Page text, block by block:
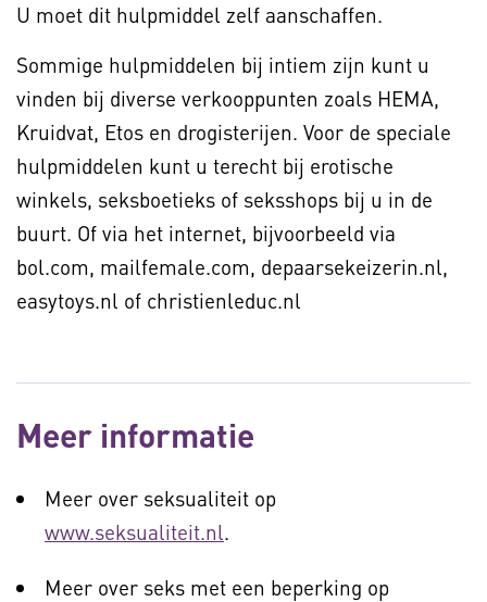
U moet dit hulpmiddel zelf aanschaffen.
Sommige hulpmiddelen bij intiem zijn kunt u
vinden bij diverse verkooppunten zoals HEMA,
Kruidvat, Etos en drogisterijen. Voor de speciale
hulpmiddelen kunt u terecht bij erotische
winkels, seksboetieks of seksshops bij u in de
buurt. Of via het internet, bijvoorbeeld via
bol.com, mailfemale.com, depaarsekeizerin.nl,
easytoys.nl of christienleduc.nl
Meer informatie
Meer over seksualiteit op
www.seksualiteit.nl.
Meer over seks met een beperking op